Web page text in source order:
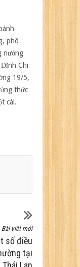
phô
nướng
Đĩnh Chi
19/5,
thức
cái.
Bài viết mới
số điều
tại